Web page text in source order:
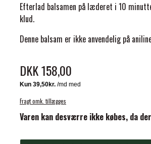
Efterlad balsamen på læderet i 10
klud.
Denne balsam er ikke anvendelig på
DKK 158,00
Fragt omk. tillægges
Varen kan desværre ikke købes, da